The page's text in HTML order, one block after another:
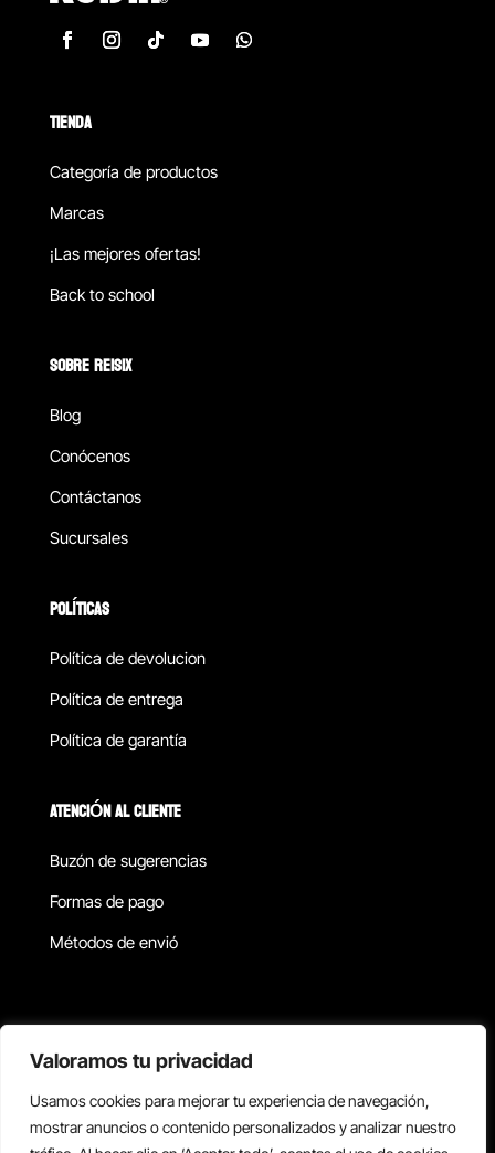
Valoramos tu privacidad
Usamos cookies para mejorar tu experiencia de navegación,
mostrar anuncios o contenido personalizados y analizar nuestro
TIENDA
Categoría de productos
Marcas
¡Las mejores ofertas!
Back to school
SOBRE REISIX
Blog
Conócenos
Contáctanos
Sucursales
POLÍTICAS
Política de devolucion
Política de entrega
Política de garantía
ATENCIÓN AL CLIENTE
Buzón de sugerencias
Formas de pago
Métodos de envió
Copyright © 2026 Reisix. Todos los derechos reservados.